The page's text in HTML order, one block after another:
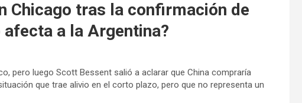
Chicago tras la confirmación de
a la Argentina?
pero luego Scott Bessent salió a aclarar que China compraría
que trae alivio en el corto plazo, pero que no representa un